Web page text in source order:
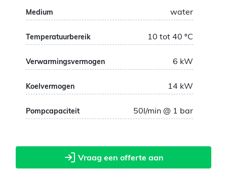
Medium water
Temperatuurbereik 10 tot 40 ºC
Verwarmingsvermogen 6 kW
Koelvermogen 14 kW
Pompcapaciteit 50l/min @ 1 bar
Vraag een offerte aan